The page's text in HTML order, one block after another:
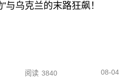
与乌克兰的末路狂飙！
阅读 3840 08-04